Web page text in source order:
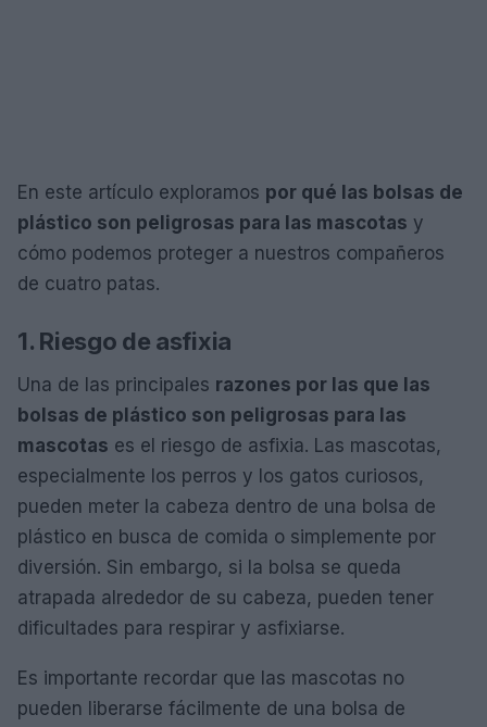
En este artículo exploramos por qué las bolsas de
plástico son peligrosas para las mascotas y
cómo podemos proteger a nuestros compañeros
de cuatro patas.
1. Riesgo de asfixia
Una de las principales razones por las que las
bolsas de plástico son peligrosas para las
mascotas es el riesgo de asfixia. Las mascotas,
especialmente los perros y los gatos curiosos,
pueden meter la cabeza dentro de una bolsa de
plástico en busca de comida o simplemente por
diversión. Sin embargo, si la bolsa se queda
atrapada alrededor de su cabeza, pueden tener
dificultades para respirar y asfixiarse.
Es importante recordar que las mascotas no
pueden liberarse fácilmente de una bolsa de